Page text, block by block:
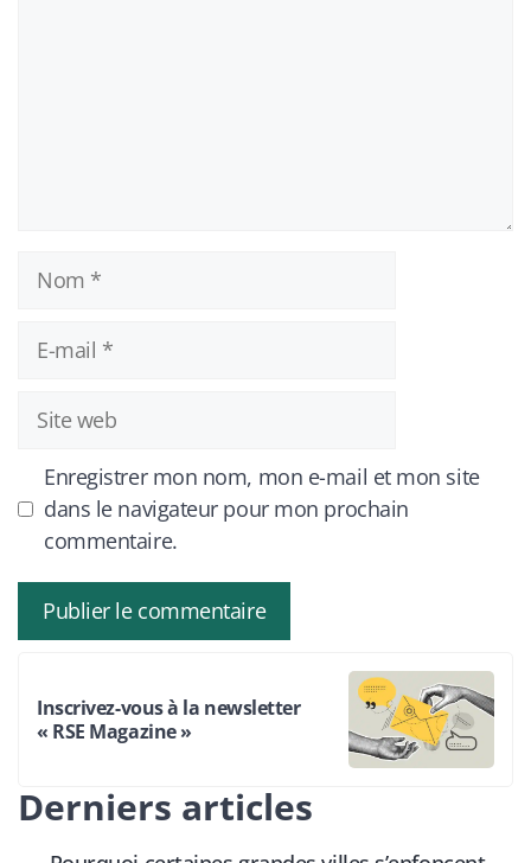
mail
Site
web
Enregistrer mon nom, mon e-mail et mon site
dans le navigateur pour mon prochain
commentaire.
Inscrivez-vous à la newsletter
« RSE Magazine »
Derniers articles